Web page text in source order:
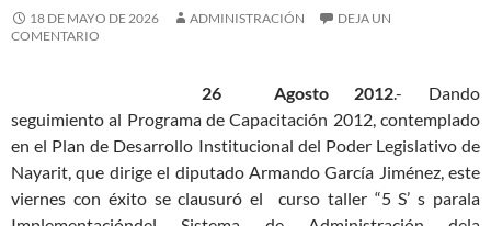
18 DE MAYO DE 2026 ADMINISTRACIÓN
DEJA UN
COMENTARIO
26 Agosto 2012.- Dando
seguimiento al Programa de Capacitación 2012, contemplado
en el Plan de Desarrollo Institucional del Poder Legislativo de
Nayarit, que dirige el diputado Armando García Jiménez, este
viernes con éxito se clausuró el curso taller “5 S’ s parala